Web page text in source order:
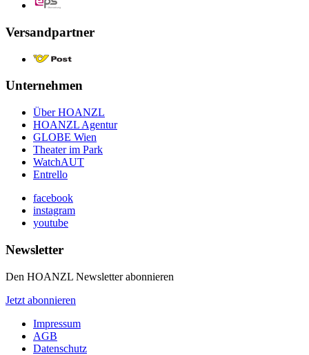
Versandpartner
Unternehmen
Über HOANZL
HOANZL Agentur
GLOBE Wien
Theater im Park
WatchAUT
Entrello
facebook
instagram
youtube
Newsletter
Den HOANZL Newsletter abonnieren
Jetzt abonnieren
Impressum
AGB
Datenschutz